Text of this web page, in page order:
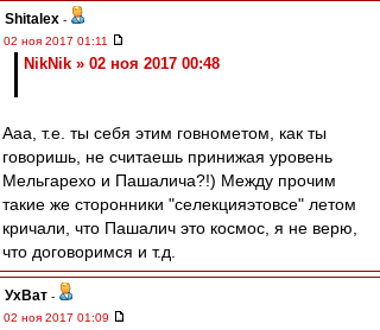
Shitalex -
02 ноя 2017 01:11
NikNik » 02 ноя 2017 00:48
Ааа, т.е. ты себя этим говнометом, как ты
говоришь, не считаешь принижая уровень
Мельгарехо и Пашалича?!) Между прочим
такие же сторонники "селекцияэтовсе" летом
кричали, что Пашалич это космос, я не верю,
что договоримся и т.д.
УхВат -
02 ноя 2017 01:09